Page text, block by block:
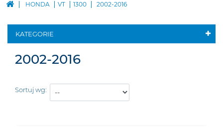
HONDA VT 1300 2002-2016
KATEGORIE
2002-2016
Sortuj wg: